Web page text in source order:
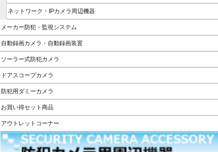
ネットワーク・IPカメラ周辺機器
メーカー防犯・監視システム
自動録画カメラ・自動録画装置
ソーラー式防犯カメラ
ドアスコープカメラ
防犯用ダミーカメラ
お買い得セット商品
アウトレットコーナー